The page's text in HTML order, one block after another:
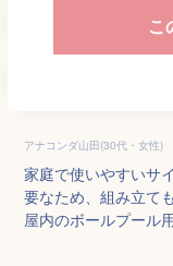
こ
アナコンダ山田(30代・女性)
家庭で使いやすいサ
要なため、組み立て
屋内のボールプール